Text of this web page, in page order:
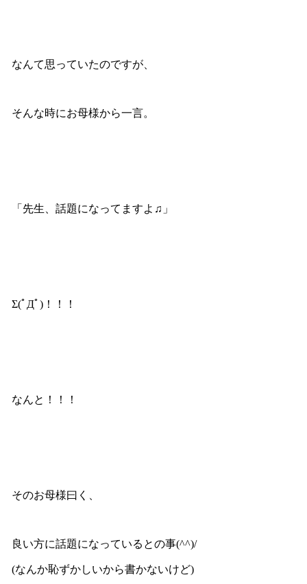
なんて思っていたのですが、
そんな時にお母様から一言。
「先生、話題になってますよ♫」
Σ(ﾟДﾟ)！！！
なんと！！！
そのお母様曰く、
良い方に話題になっているとの事(^^)/
(なんか恥ずかしいから書かないけど)